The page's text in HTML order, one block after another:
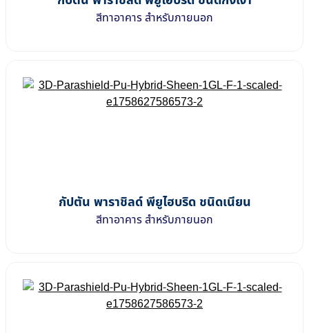
สีทาอาคาร สำหรับภายนอก
กัปตัน พาราชิลด์ พียูไฮบริด ชนิดเนียน
สีทาอาคาร สำหรับภายนอก